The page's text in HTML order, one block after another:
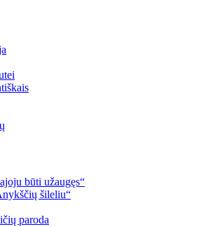
būti užaugęs“
šileliu“
paroda